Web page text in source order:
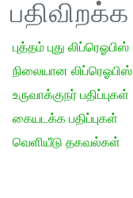
பதிவிறக்க
புத்தம் புது லிப்ரெஓபிஸ்
நிலையான லிப்ரெஓபிஸ்
உருவாக்குநர் பதிப்புகள்
கையடக்க பதிப்புகள்
வெளியீடு தகவல்கள்